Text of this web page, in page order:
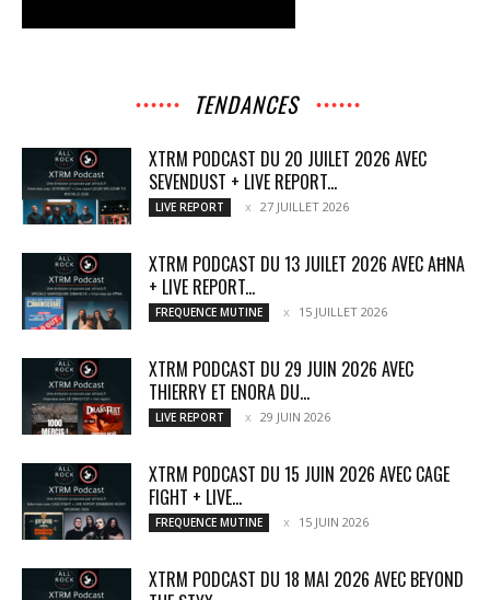
TENDANCES
XTRM PODCAST DU 20 JUILET 2026 AVEC
SEVENDUST + LIVE REPORT...
LIVE REPORT 27 JUILLET 2026
XTRM PODCAST DU 13 JUILET 2026 AVEC AĦNA
+ LIVE REPORT...
FREQUENCE MUTINE 15 JUILLET 2026
XTRM PODCAST DU 29 JUIN 2026 AVEC
THIERRY ET ENORA DU...
LIVE REPORT 29 JUIN 2026
XTRM PODCAST DU 15 JUIN 2026 AVEC CAGE
FIGHT + LIVE...
FREQUENCE MUTINE 15 JUIN 2026
XTRM PODCAST DU 18 MAI 2026 AVEC BEYOND